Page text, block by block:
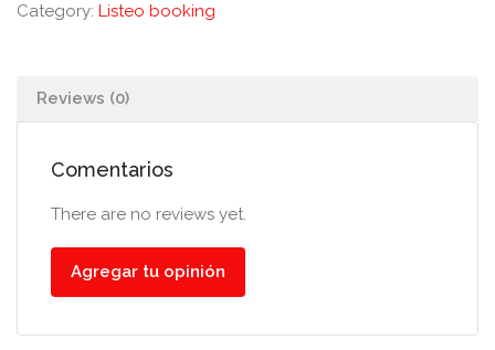
Category: Listeo booking
Reviews (0)
Comentarios
There are no reviews yet.
Agregar tu opinión